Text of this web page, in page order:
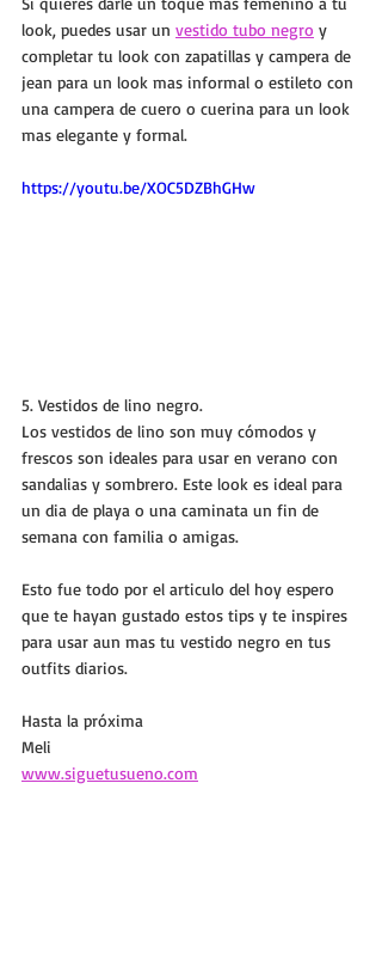
look, puedes usar un vestido tubo negro y
completar tu look con zapatillas y campera de
jean para un look mas informal o estileto con
una campera de cuero o cuerina para un look
mas elegante y formal.
https://youtu.be/XOC5DZBhGHw
5. Vestidos de lino negro.
Los vestidos de lino son muy cómodos y
frescos son ideales para usar en verano con
sandalias y sombrero. Este look es ideal para
un dia de playa o una caminata un fin de
semana con familia o amigas.
Esto fue todo por el articulo del hoy espero
que te hayan gustado estos tips y te inspires
para usar aun mas tu vestido negro en tus
outfits diarios.
Hasta la próxima
Meli
www.siguetusueno.com